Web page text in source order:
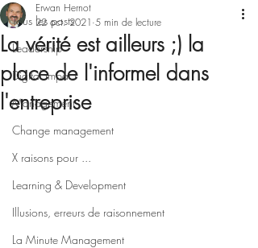
Tous les posts
Leadership
Digital impact
Management
Change management
X raisons pour ...
Learning & Development
Illusions, erreurs de raisonnement
La Minute Management
La vérité est ailleurs ;) la
place de l'informel dans
l'entreprise
Erwan Hernot
22 oct. 2021 5 min de lecture